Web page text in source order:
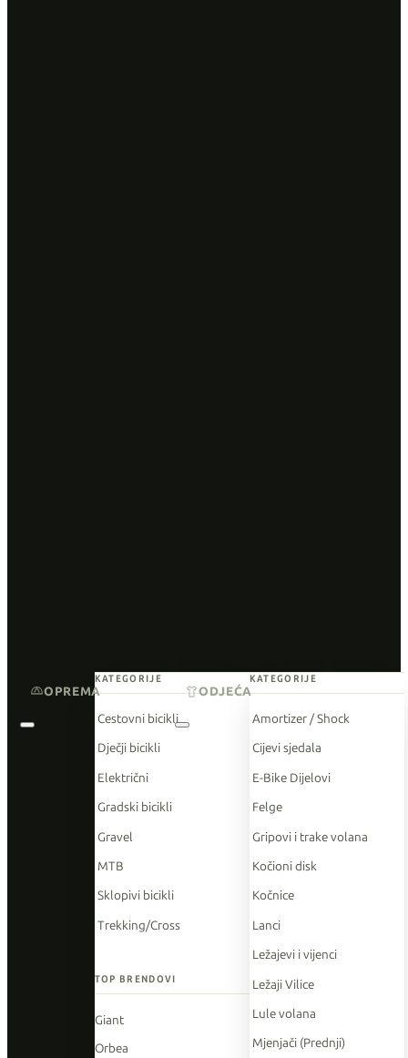
KATEGORIJE
Cestovni bicikli
Dječji bicikli
Električni
Gradski bicikli
Gravel
MTB
Sklopivi bicikli
Trekking/Cross
TOP BRENDOVI
Giant
Orbea
KATEGORIJE
Amortizer / Shock
Cijevi sjedala
E-Bike Dijelovi
Felge
Gripovi i trake volana
Kočioni disk
Kočnice
Lanci
Ležajevi i vijenci
Ležaji Vilice
Lule volana
Mjenjači (Prednji)
OPREMA ODJEĆA